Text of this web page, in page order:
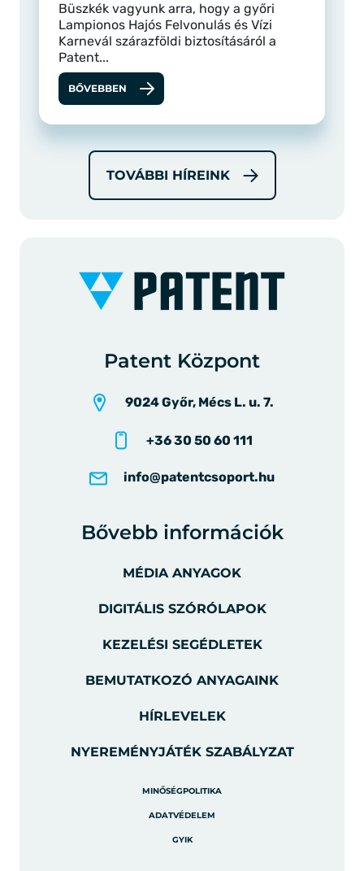
Büszkék vagyunk arra, hogy a győri
Lampionos Hajós Felvonulás és Vízi
Karnevál szárazföldi biztosításáról a
Patent...
BŐVEBBEN
TOVÁBBI HÍREINK
Patent Központ
9024 Győr, Mécs L. u. 7.
+36 30 50 60 111
info@patentcsoport.hu
Bővebb információk
MÉDIA ANYAGOK
DIGITÁLIS SZÓRÓLAPOK
KEZELÉSI SEGÉDLETEK
BEMUTATKOZÓ ANYAGAINK
HÍRLEVELEK
NYEREMÉNYJÁTÉK SZABÁLYZAT
MINŐSÉGPOLITIKA
ADATVÉDELEM
GYIK